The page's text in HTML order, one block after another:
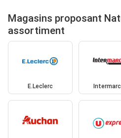
Magasins proposant
assortiment
E.Leclerc